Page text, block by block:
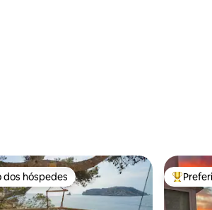
dos hóspedes
dos hóspedes Entre